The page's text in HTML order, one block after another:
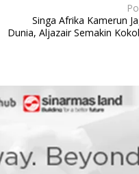
Singa Afrika Kamerun
Dunia, Aljazair Semakin